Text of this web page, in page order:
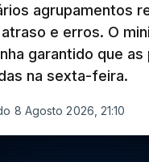
agrupamentos
e erros. O
garantido que
na sexta-feira.
8 Agosto 2026, 21:10